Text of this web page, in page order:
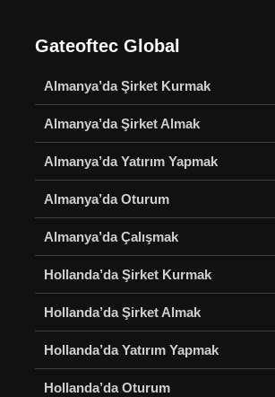
Gateoftec Global
Almanya’da Şirket Kurmak
Almanya’da Şirket Almak
Almanya’da Yatırım Yapmak
Almanya’da Oturum
Almanya’da Çalışmak
Hollanda’da Şirket Kurmak
Hollanda’da Şirket Almak
Hollanda’da Yatırım Yapmak
Hollanda’da Oturum